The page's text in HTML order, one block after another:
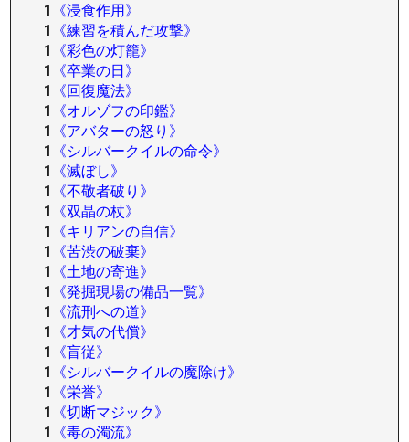
1
《浸食作用》
1
《練習を積んだ攻撃》
1
《彩色の灯籠》
1
《卒業の日》
1
《回復魔法》
1
《オルゾフの印鑑》
1
《アバターの怒り》
1
《シルバークイルの命令》
1
《滅ぼし》
1
《不敬者破り》
1
《双晶の杖》
1
《キリアンの自信》
1
《苦渋の破棄》
1
《土地の寄進》
1
《発掘現場の備品一覧》
1
《流刑への道》
1
《才気の代償》
1
《盲従》
1
《シルバークイルの魔除け》
1
《栄誉》
1
《切断マジック》
1
《毒の濁流》